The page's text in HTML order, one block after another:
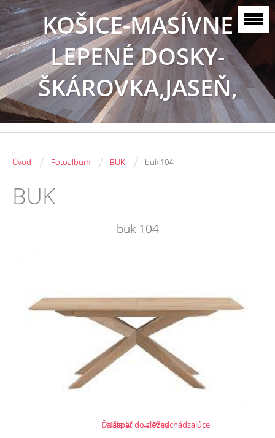
KOŠICE-MASÍVNE
LEPENÉ DOSKY-
ŠKÁROVKA,JASEŇ,
BUK, DUB
Úvod / Fotoalbum / BUK / buk 104
BUK
buk 104
← Predchádzajúce
Ďalšie →
Naspäť do zložky